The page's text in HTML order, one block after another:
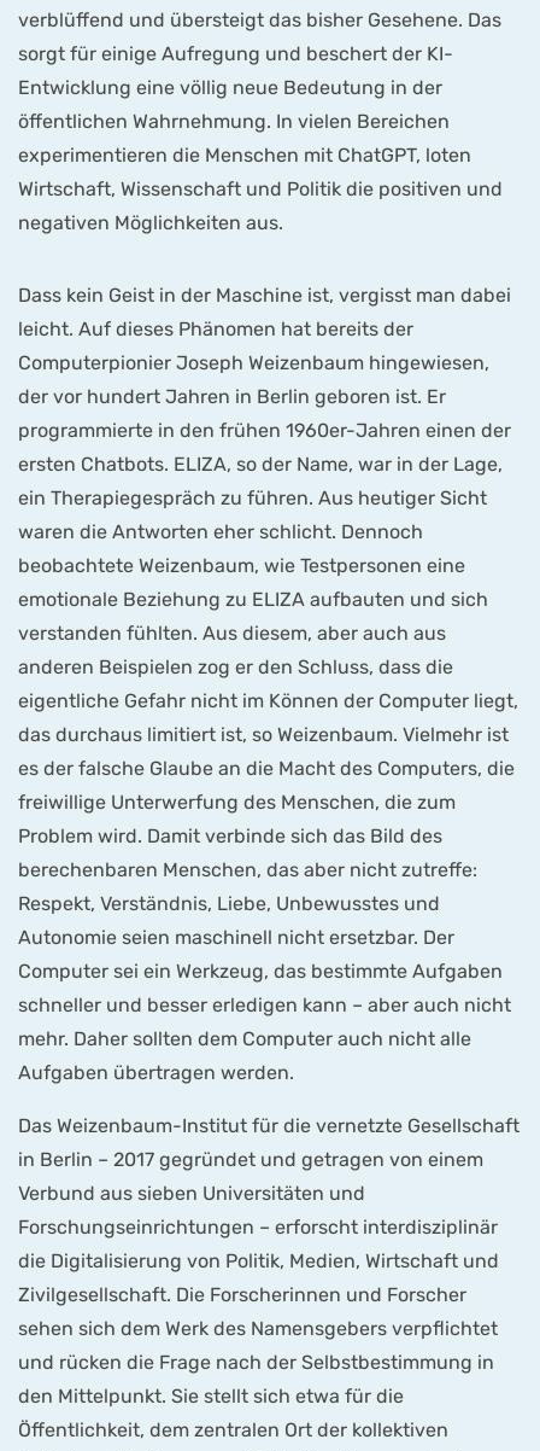
verblüffend und übersteigt das bisher Gesehene. Das
sorgt für einige Aufregung und beschert der KI-
Entwicklung eine völlig neue Bedeutung in der
öffentlichen Wahrnehmung. In vielen Bereichen
experimentieren die Menschen mit ChatGPT, loten
Wirtschaft, Wissenschaft und Politik die positiven und
negativen Möglichkeiten aus.
Dass kein Geist in der Maschine ist, vergisst man dabei
leicht. Auf dieses Phänomen hat bereits der
Computerpionier Joseph Weizenbaum hingewiesen,
der vor hundert Jahren in Berlin geboren ist. Er
programmierte in den frühen 1960er-Jahren einen der
ersten Chatbots. ELIZA, so der Name, war in der Lage,
ein Therapiegespräch zu führen. Aus heutiger Sicht
waren die Antworten eher schlicht. Dennoch
beobachtete Weizenbaum, wie Testpersonen eine
emotionale Beziehung zu ELIZA aufbauten und sich
verstanden fühlten. Aus diesem, aber auch aus
anderen Beispielen zog er den Schluss, dass die
eigentliche Gefahr nicht im Können der Computer liegt,
das durchaus limitiert ist, so Weizenbaum. Vielmehr ist
es der falsche Glaube an die Macht des Computers, die
freiwillige Unterwerfung des Menschen, die zum
Problem wird. Damit verbinde sich das Bild des
berechenbaren Menschen, das aber nicht zutreffe:
Respekt, Verständnis, Liebe, Unbewusstes und
Autonomie seien maschinell nicht ersetzbar. Der
Computer sei ein Werkzeug, das bestimmte Aufgaben
schneller und besser erledigen kann – aber auch nicht
mehr. Daher sollten dem Computer auch nicht alle
Aufgaben übertragen werden.
Das Weizenbaum-Institut für die vernetzte Gesellschaft
in Berlin – 2017 gegründet und getragen von einem
Verbund aus sieben Universitäten und
Forschungseinrichtungen – erforscht interdisziplinär
die Digitalisierung von Politik, Medien, Wirtschaft und
Zivilgesellschaft. Die Forscherinnen und Forscher
sehen sich dem Werk des Namensgebers verpflichtet
und rücken die Frage nach der Selbstbestimmung in
den Mittelpunkt. Sie stellt sich etwa für die
Öffentlichkeit, dem zentralen Ort der kollektiven